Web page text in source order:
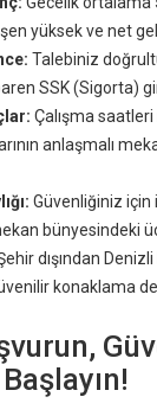
yüksek ve net
Talebiniz
SSK (Sigorta)
Çalışma
anlaşmalı
Güvenliğiniz için
bünyesindeki
dışından
konaklama